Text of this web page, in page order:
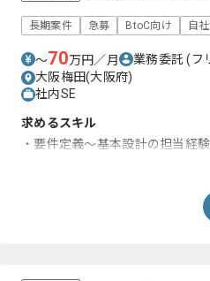
長期案件 急募 BtoC向け 自
〜70万円／月 業務委託(フ
大阪梅田(大阪府)
社内SE
求めるスキル
・要件定義～基本設計の担当経